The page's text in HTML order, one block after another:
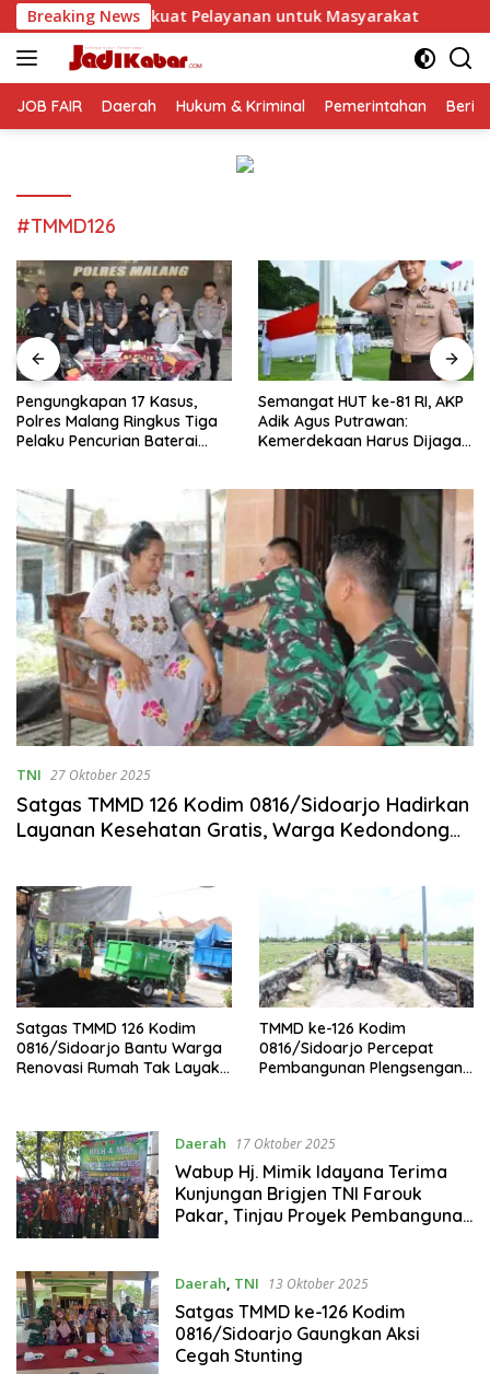
Langsung
ke
konten
Breaking Newsuntuk Masyarakat Pengungkapan 17
JOB FAIR Daerah Hukum & Kriminal Pemerintahan
#TMMD126
Pengungkapan 17 Kasus,
Polres Malang Ringkus Tiga
Pelaku Pencurian Baterai
Semangat HUT ke-81 RI, AKP
Adik Agus Putrawan:
Kemerdekaan Harus Dijaga
TNI 27 Oktober 2025
Satgas TMMD 126 Kodim 0816/Sidoarjo Hadirkan
Layanan Kesehatan Gratis, Warga Kedondong
Satgas TMMD 126 Kodim
0816/Sidoarjo Bantu Warga
Renovasi Rumah Tak Layak
TMMD ke-126 Kodim
0816/Sidoarjo Percepat
Pembangunan Plengsengan
Daerah 17 Oktober 2025
Wabup Hj. Mimik Idayana Terima
Kunjungan Brigjen TNI Farouk
Pakar, Tinjau Proyek Pembangunan
Daerah, TNI 13 Oktober 2025
Satgas TMMD ke-126 Kodim
0816/Sidoarjo Gaungkan Aksi
Cegah Stunting